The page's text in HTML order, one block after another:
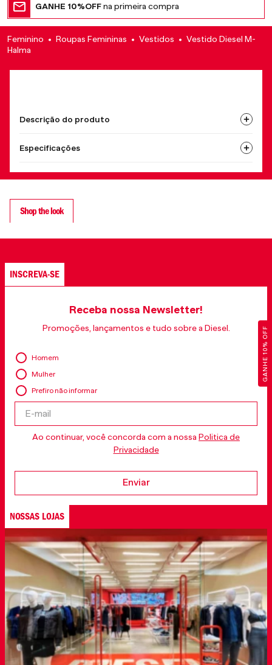
GANHE 10% OFF
GANHE 10%OFFna primeira compra
Feminino Roupas Femininas Vestidos
Vestido Diesel M-
Halma
Descrição do produto
Especificações
Shop the look
NEW
Vestido Diesel M-Oloni
Short
R$3.495,00
NEW
INSCREVA-SE
Receba nossa Newsletter!
Promoções, lançamentos e tudo sobre a Diesel.
Mulher
Prefiro não informar
Ao continuar, você concorda com a nossaPolitica de